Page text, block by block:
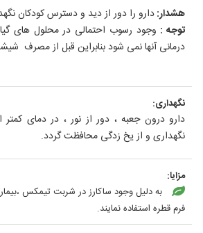
هشدار:دارو را دور از دید و دسترس کودکان
توجه : وجود رسوب احتمالی در محلول های
درمانی آنها نمی شود بنابراین قبل از مصرف
نگهداری:
نگهداری و از یخ زدگی محافظت گردد.
مزایا:
به دلیل وجود ساکارز در شربت تیمکس
فرم قطره استفاده نمایند.